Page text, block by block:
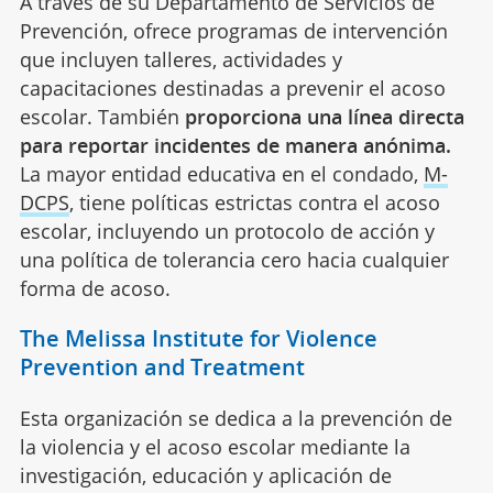
Prevención, ofrece programas de intervención
que incluyen talleres, actividades y
capacitaciones destinadas a prevenir el acoso
escolar. También proporciona una línea directa
para reportar incidentes de manera anónima.
La mayor entidad educativa en el condado, M-
DCPS, tiene políticas estrictas contra el acoso
escolar, incluyendo un protocolo de acción y
una política de tolerancia cero hacia cualquier
forma de acoso.
The Melissa Institute for Violence
Prevention and Treatment
Esta organización se dedica a la prevención de
la violencia y el acoso escolar mediante la
investigación, educación y aplicación de